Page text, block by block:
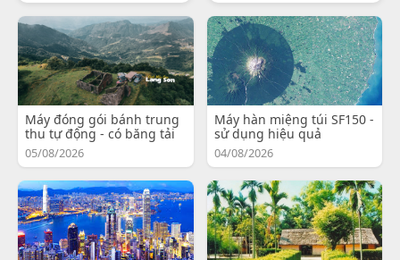
Máy đóng gói bánh trung
thu tự động - có băng tải
05/08/2026
Máy hàn miệng túi SF150 -
sử dụng hiệu quả
04/08/2026